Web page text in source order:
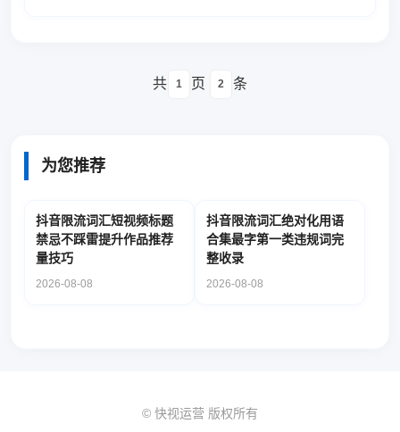
共 1 页 2 条
为您推荐
抖音限流词汇短视频标题
禁忌不踩雷提升作品推荐
量技巧
2026-08-08
抖音限流词汇绝对化用语
合集最字第一类违规词完
整收录
2026-08-08
© 快视运营 版权所有